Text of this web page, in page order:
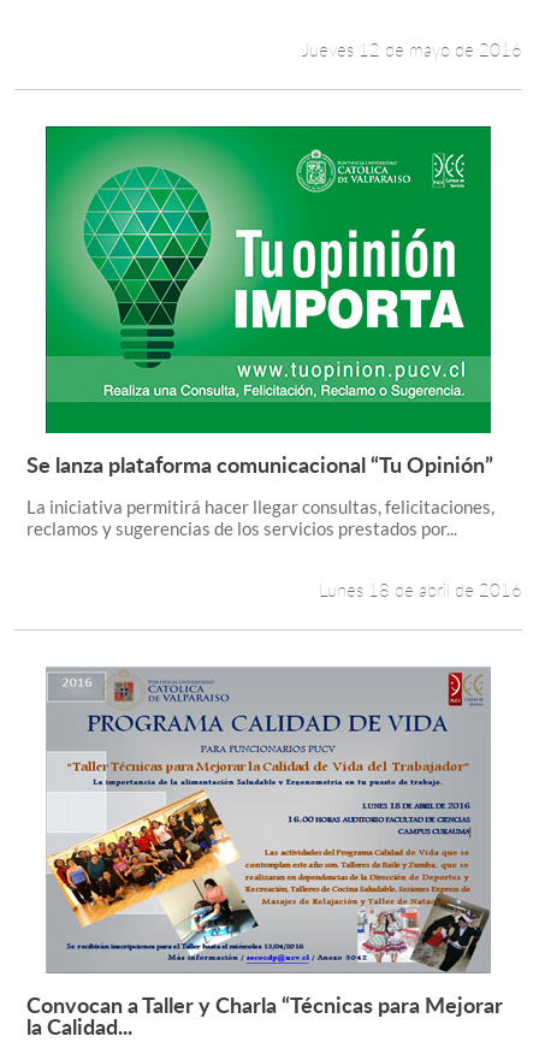
Jueves 12 de mayo de 2016
Leer más +
Se lanza plataforma comunicacional “Tu Opinión”
La iniciativa permitirá hacer llegar consultas, felicitaciones,
reclamos y sugerencias de los servicios prestados por...
Lunes 18 de abril de 2016
Leer más +
Convocan a Taller y Charla “Técnicas para Mejorar
la Calidad...